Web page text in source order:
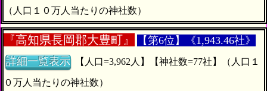
（人口１０万人当たりの神社数）
『高知県長岡郡大豊町』
【第6位】《1,943.46社》
詳細一覧表示
０万人当たりの神社数）